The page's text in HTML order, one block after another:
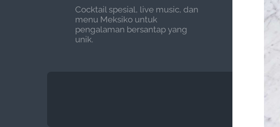
Cocktail spesial, live music, dan
menu Meksiko untuk
pengalaman bersantap yang
unik.